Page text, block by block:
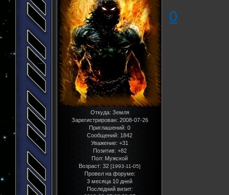
Откуда: Земля
Зарегистрирован: 2008-07-26
Приглашений: 0
Сообщений: 1842
Уважение: +31
Позитив: +82
Пол: Мужской
Возраст: 32 [1993-11-05]
Провел на форуме:
3 месяца 10 дней
Последний визит:
0